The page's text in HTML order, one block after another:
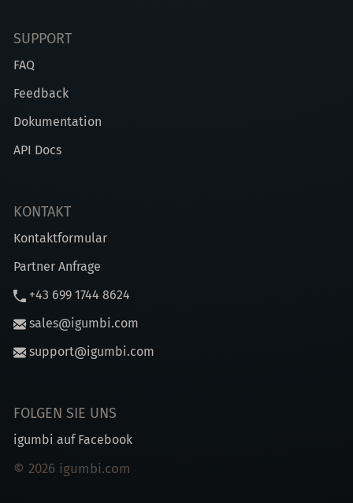
SUPPORT
FAQ
Feedback
Dokumentation
API Docs
KONTAKT
Kontaktformular
Partner Anfrage
+43 699 1744 8624
sales@igumbi.com
support@igumbi.com
FOLGEN SIE UNS
igumbi auf Facebook
© 2026 igumbi.com